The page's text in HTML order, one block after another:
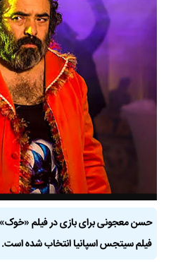
حسن معجونی برای بازی در فیلم «خوک»
فیلم سیتجس اسپانیا انتخاب شده است.